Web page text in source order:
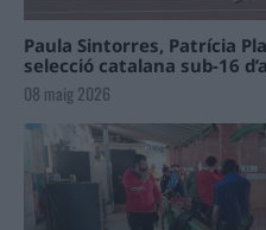
Paula Sintorres, Patrícia
selecció catalana sub-16
08 maig 2026